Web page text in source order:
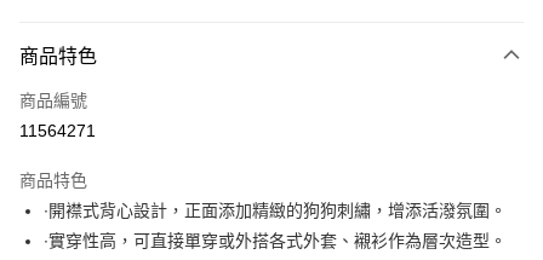
信用卡一次付款
超商取貨付款
Apple Pay
悠遊付
商品特色
商品編號
11564271
商品特色
∙開襟式背心設計，正面添加精緻的狗狗刺繡，增添活潑氛圍。
∙實穿性高，可直接單穿或外搭各式外套、襯衫作為層次造型。